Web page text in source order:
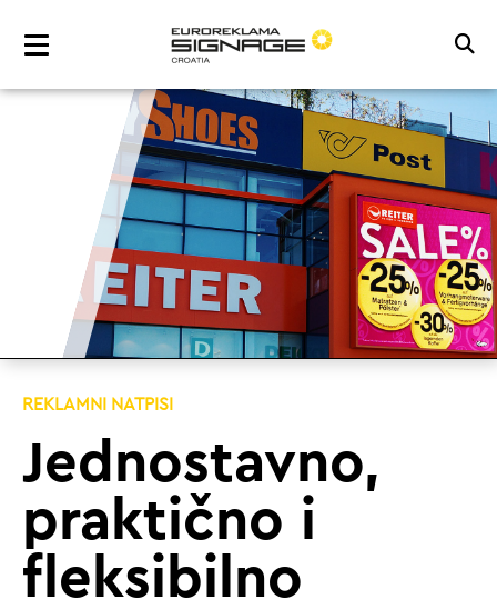
REKLAMNI NATPISI
Jednostavno,
praktično i
fleksibilno